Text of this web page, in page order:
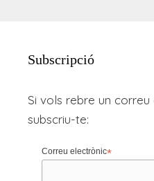
Subscripció
Si vols rebre un correu
subscriu-te:
Correu electrònic*